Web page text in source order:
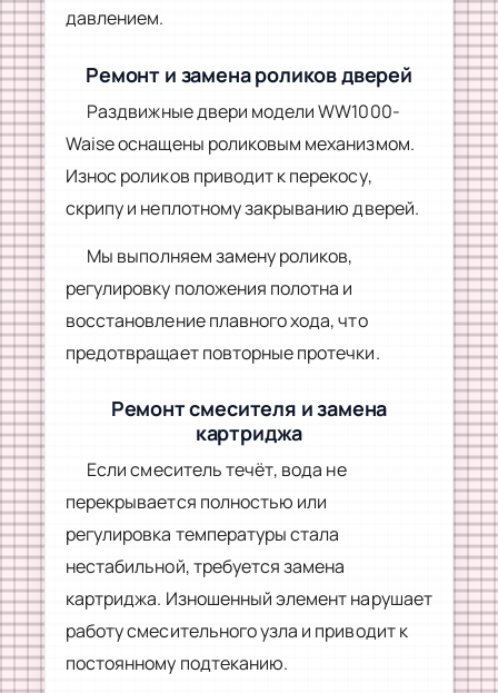
давлением.
Ремонт и замена роликов дверей
Раздвижные двери модели WW1000-
Waise оснащены роликовым механизмом.
Износ роликов приводит к перекосу,
скрипу и неплотному закрыванию дверей.
Мы выполняем замену роликов,
регулировку положения полотна и
восстановление плавного хода, что
предотвращает повторные протечки.
Ремонт смесителя и замена
картриджа
Если смеситель течёт, вода не
перекрывается полностью или
регулировка температуры стала
нестабильной, требуется замена
картриджа. Изношенный элемент нарушает
работу смесительного узла и приводит к
постоянному подтеканию.